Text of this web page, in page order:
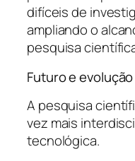
difíceis de
ampliando o
pesquisa
Futuro e
A pesquisa
vez mais
tecnológica.